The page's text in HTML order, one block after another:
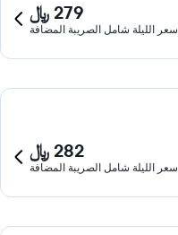
279 ﷼
سعر الليلة شامل الصريبة المضافة
282 ﷼
سعر الليلة شامل الصريبة المضافة